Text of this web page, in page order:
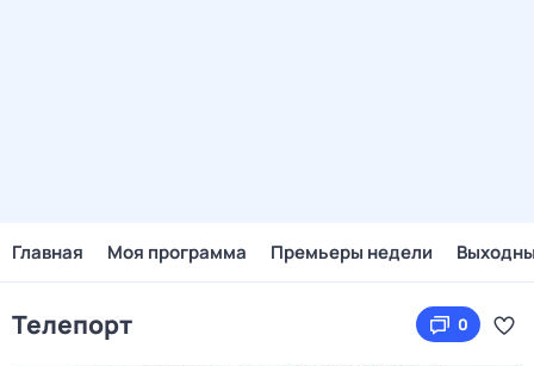
Главная Моя программа Премьеры недели
Телепорт 0